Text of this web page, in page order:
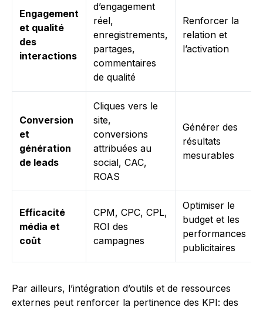
Engagement
et qualité
des
interactions
d’engagement
réel,
enregistrements,
partages,
commentaires
de qualité
Renforcer la
relation et
l’activation
Conversion
et
génération
de leads
Cliques vers le
site,
conversions
attribuées au
social, CAC,
ROAS
Générer des
résultats
mesurables
Efficacité
média et
coût
CPM, CPC, CPL,
ROI des
campagnes
Optimiser le
budget et les
performances
publicitaires
Par ailleurs, l’intégration d’outils et de ressources
externes peut renforcer la pertinence des KPI: des